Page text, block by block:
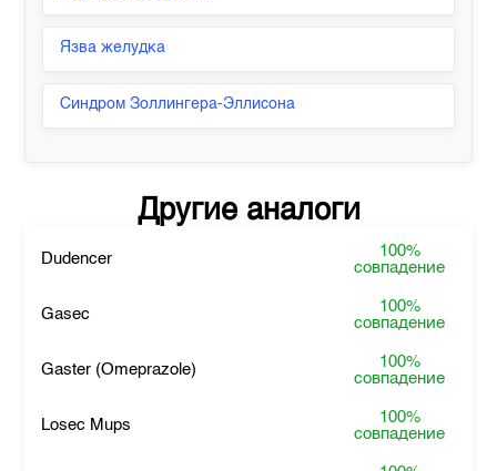
Язва желудка
Синдром Золлингера-Эллисона
Другие аналоги
Dudencer
100%
совпадение
Gasec
100%
совпадение
Gaster (Omeprazole)
100%
совпадение
Losec Mups
100%
совпадение